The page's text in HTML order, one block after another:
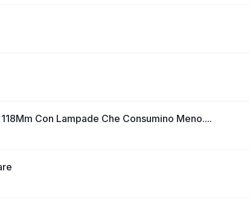
Con Lampade Che Consumino Meno....